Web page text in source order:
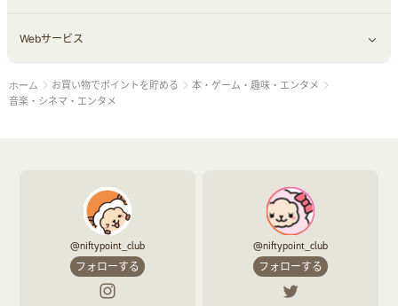
車情報・カーシェア・レンタル
中古車
お役立ち
赤ちゃん・こども・マタニティ
ゲーム・趣味
音楽・シネマ・エンタメ
すべて見る
旅行・レジャー・航空券・宿泊
Webサービス
すべて見る
ホーム お買い物でポイントを貯める
本・ゲーム・趣味・エンタメ
音楽・シネマ・エンタメ
@niftypoint_club
フォローする
@niftypoint_club
フォローする